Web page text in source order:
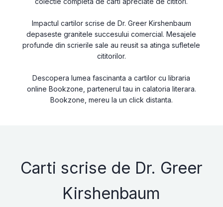
Impactul cartilor scrise de Dr. Greer Kirshenbaum
depaseste granitele succesului comercial. Mesajele
profunde din scrierile sale au reusit sa atinga sufletele
cititorilor.
Descopera lumea fascinanta a cartilor cu libraria
online Bookzone, partenerul tau in calatoria literara.
Bookzone, mereu la un click distanta.
Carti scrise de Dr. Greer
Kirshenbaum